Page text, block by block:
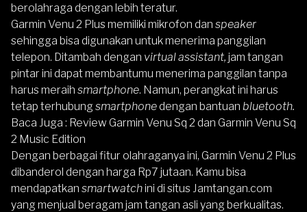
berolahraga dengan lebih teratur.
Garmin Venu 2 Plusmemiliki mikrofon dan speaker
sehingga bisa digunakan untuk menerima panggilan
telepon. Ditambah dengan virtual assistant, jam tangan
pintar ini dapat membantumu menerima panggilan tanpa
harus meraih smartphone. Namun, perangkat ini harus
tetap terhubung smartphonedengan bantuan bluetooth.
Baca Juga : Review Garmin Venu Sq 2 dan Garmin Venu Sq
2 Music Edition
Dengan berbagai fitur olahraganya ini, Garmin Venu 2 Plus
dibanderol dengan harga Rp7 jutaan. Kamu bisa
mendapatkan smartwatchini di situs Jamtangan.com
yang menjual beragam jam tangan asli yang berkualitas.